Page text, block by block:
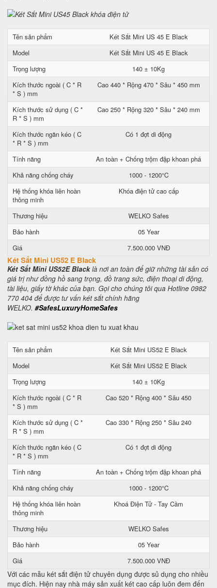
Tên sản phẩm
Két Sắt Mini US 45 E Black
Model
Két Sắt Mini US 45 E Black
Trọng lượng
140 ± 10Kg
Kích thước ngoài ( C * R
* S ) mm
Cao 440 * Rộng 470 * Sâu * 450 mm
Kích thước sử dụng ( C *
R * S ) mm
Cao 250 * Rộng 320 * Sâu * 240 mm
Kích thước ngăn kéo ( C
* R * S ) mm
Có 1 đợt di động
Tính năng
An toàn + Chống trộm đập khoan phá
Khả năng chống cháy
1000 - 1200°C
Hệ thống khóa liên hoàn
thông minh
Khóa điện tử cao cấp
Thương hiệu
WELKO Safes
Bảo hành
05 Year
Giá
7.500.000 VNĐ
Két Sắt Mini US52 E Black
Két Sắt Mini US52E Blacklà nơi an toàn để giữ những tài sản có
giá trị như đồng hồ sang trọng, đồ trang sức, điện thoại di động,
tài liệu, giấy tờ khác của bạn. Gọi cho chúng tôi qua Hotline 0982
770 404 để được tư vấn két sắt chính hãng
WELKO. #SafesLuxuryHomeSafes
Tên sản phẩm
Két Sắt Mini US52 E Black
Model
Két Sắt Mini US52 E Black
Trọng lượng
140 ± 10Kg
Kích thước ngoài ( C * R
* S ) mm
Cao 520 * Rộng 400 * Sâu 450
Kích thước sử dụng ( C *
R * S ) mm
Cao 330 * Rộng 250 * Sâu 240
Kích thước ngăn kéo ( C
* R * S ) mm
Có 1 đợt di động
Tính năng
An toàn + Chống trộm đập khoan phá
Khả năng chống cháy
1000 - 1200°C
Hệ thống khóa liên hoàn
thông minh
Khoá Điện Tử - Tay Cầm
Thương hiệu
WELKO Safes
Bảo hành
05 Year
Giá
7.500.000 VNĐ
Với các mẫu két sắt điện tử chuyên dụng được sủ dụng cho nhiều
mục đích. Hiện nay nhà máy sản xuất két cao cấp luôn đem đến